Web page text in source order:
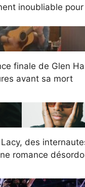
inoubliable
finale de Glen
avant sa mort
des
romance